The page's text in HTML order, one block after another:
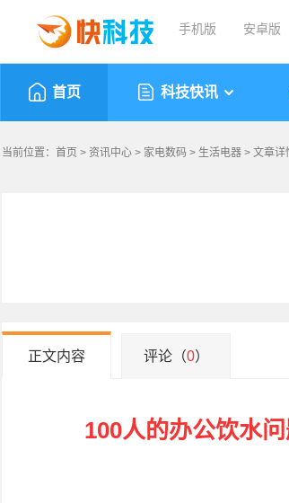
手机版 安卓版
首页 科技快讯
当前位置： 首页 > 资讯中心 > 家电数码 > 生活电器 > 文章详
正文内容 评论（0）
100人的办公饮水